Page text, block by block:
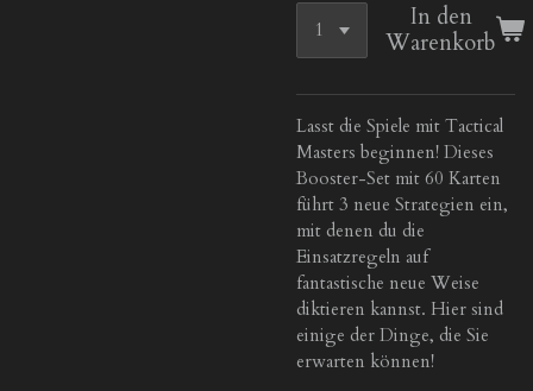
In den
Warenkorb
Lasst die Spiele mit Tactical
Masters beginnen! Dieses
Booster-Set mit 60 Karten
führt 3 neue Strategien ein,
mit denen du die
Einsatzregeln auf
fantastische neue Weise
diktieren kannst. Hier sind
einige der Dinge, die Sie
erwarten können!